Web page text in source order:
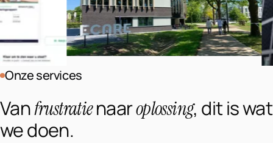
Onze services
Vanfrustratienaaroplossing, dit is wat
we doen.